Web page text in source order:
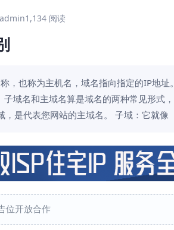
1,134 阅读
，也称为主机名，域名指向指定的IP地
子域名和主域名算是域名的两种常见形
是代表您网站的主域名。 子域：它就像
位开放合作